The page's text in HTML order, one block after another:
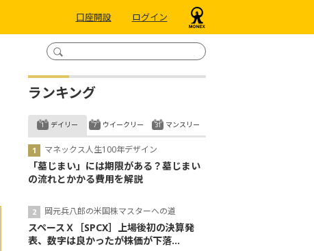
口座開設 ログイン
ランキング
デイリー
マネックス人生100年デザイン
「墓じまい」には期限がある？墓じまい
の流れとかかる費用を解説
岡元兵八郎の米国株マスターへの道
スペースＸ［SPCX］上場後初の決算発
表、数字は良かったが株価が下落...
ウイークリー マンスリー